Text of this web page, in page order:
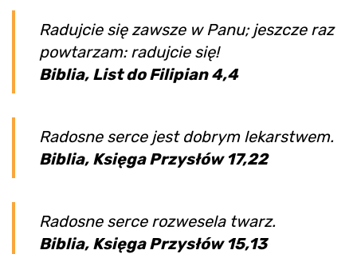
Radujcie się zawsze w Panu; jeszcze raz
powtarzam: radujcie się!
Biblia, List do Filipian 4,4
Radosne serce jest dobrym lekarstwem.
Biblia, Księga Przysłów 17,22
Radosne serce rozwesela twarz.
Biblia, Księga Przysłów 15,13